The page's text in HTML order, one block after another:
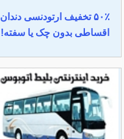
۵۰٪ تخفیف ارتودنسی دندان
اقساطی بدون چک یا سفته!